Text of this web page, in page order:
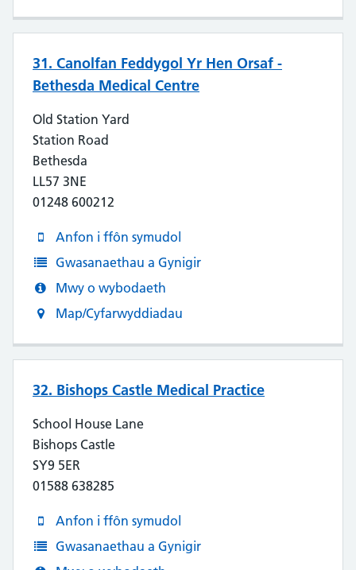
31. Canolfan Feddygol Yr Hen Orsaf -
Bethesda Medical Centre
Old Station Yard
Station Road
Bethesda
LL57 3NE
01248 600212
Anfon i ffôn symudol
Gwasanaethau a Gynigir
Mwy o wybodaeth
Map/Cyfarwyddiadau
32. Bishops Castle Medical Practice
School House Lane
Bishops Castle
SY9 5ER
01588 638285
Anfon i ffôn symudol
Gwasanaethau a Gynigir